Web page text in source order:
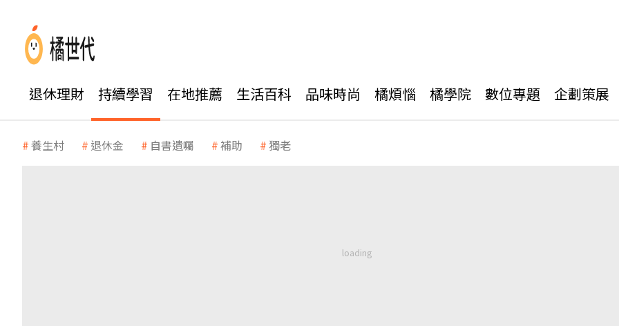
退休理財 持續學習 在地推薦 生活百科 品味時尚 橘煩惱 橘學院 數位專題 企劃策展
養生村 退休金 自書遺囑 補助 獨老